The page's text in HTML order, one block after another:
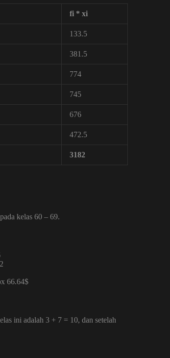
fi * xi
133.5
381.5
774
745
676
472.5
3182
kelas 60 – 69.
66.64$
ini adalah 3 + 7 = 10, dan setelah